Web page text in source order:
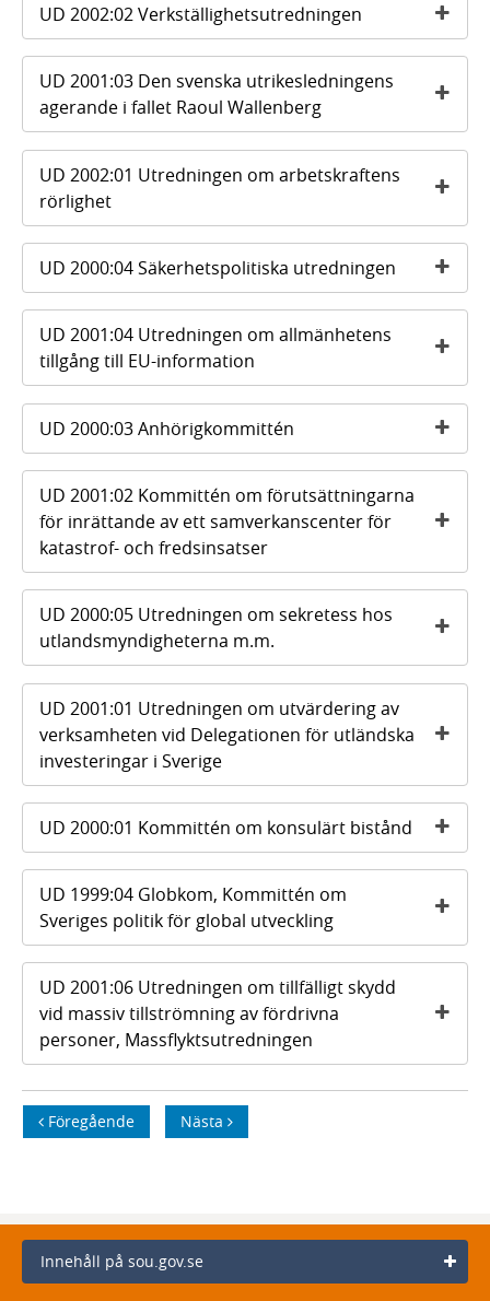
UD 2002:02 Verkställighetsutredningen
UD 2001:03 Den svenska utrikesledningens
agerande i fallet Raoul Wallenberg
UD 2002:01 Utredningen om arbetskraftens
rörlighet
UD 2000:04 Säkerhetspolitiska utredningen
UD 2001:04 Utredningen om allmänhetens
tillgång till EU-information
UD 2000:03 Anhörigkommittén
UD 2001:02 Kommittén om förutsättningarna
för inrättande av ett samverkanscenter för
katastrof- och fredsinsatser
UD 2000:05 Utredningen om sekretess hos
utlandsmyndigheterna m.m.
UD 2001:01 Utredningen om utvärdering av
verksamheten vid Delegationen för utländska
investeringar i Sverige
UD 2000:01 Kommittén om konsulärt bistånd
UD 1999:04 Globkom, Kommittén om
Sveriges politik för global utveckling
UD 2001:06 Utredningen om tillfälligt skydd
vid massiv tillströmning av fördrivna
personer, Massflyktsutredningen
Föregående Nästa
Innehåll på sou.gov.se